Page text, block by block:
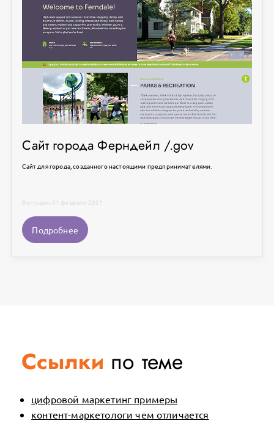
Сайт города Ферндейл /.gov
Сайт для города, созданного настоящими предпринимателями.
Выпущен 01 февраля 2021
Подробнее
Ссылки по теме
цифровой маркетинг примеры
контент-маркетологи чем отличается